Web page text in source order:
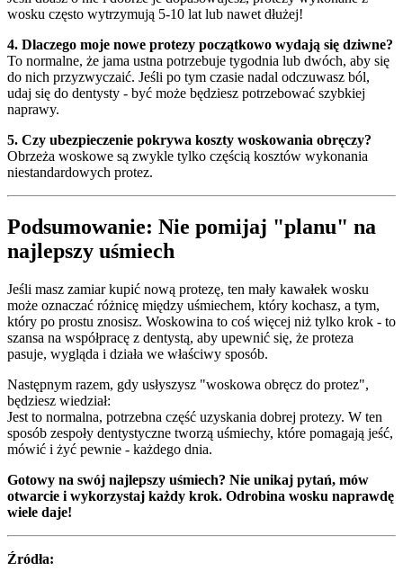
wosku często wytrzymują 5-10 lat lub nawet dłużej!
4. Dlaczego moje nowe protezy początkowo wydają się dziwne?
To normalne, że jama ustna potrzebuje tygodnia lub dwóch, aby się
do nich przyzwyczaić. Jeśli po tym czasie nadal odczuwasz ból,
udaj się do dentysty - być może będziesz potrzebować szybkiej
naprawy.
5. Czy ubezpieczenie pokrywa koszty woskowania obręczy?
Obrzeża woskowe są zwykle tylko częścią kosztów wykonania
niestandardowych protez.
Podsumowanie: Nie pomijaj "planu" na
najlepszy uśmiech
Jeśli masz zamiar kupić nową protezę, ten mały kawałek wosku
może oznaczać różnicę między uśmiechem, który kochasz, a tym,
który po prostu znosisz. Woskowina to coś więcej niż tylko krok - to
szansa na współpracę z dentystą, aby upewnić się, że proteza
pasuje, wygląda i działa we właściwy sposób.
Następnym razem, gdy usłyszysz "woskowa obręcz do protez",
będziesz wiedział:
Jest to normalna, potrzebna część uzyskania dobrej protezy. W ten
sposób zespoły dentystyczne tworzą uśmiechy, które pomagają jeść,
mówić i żyć pewnie - każdego dnia.
Gotowy na swój najlepszy uśmiech? Nie unikaj pytań, mów
otwarcie i wykorzystaj każdy krok. Odrobina wosku naprawdę
wiele daje!
Źródła: